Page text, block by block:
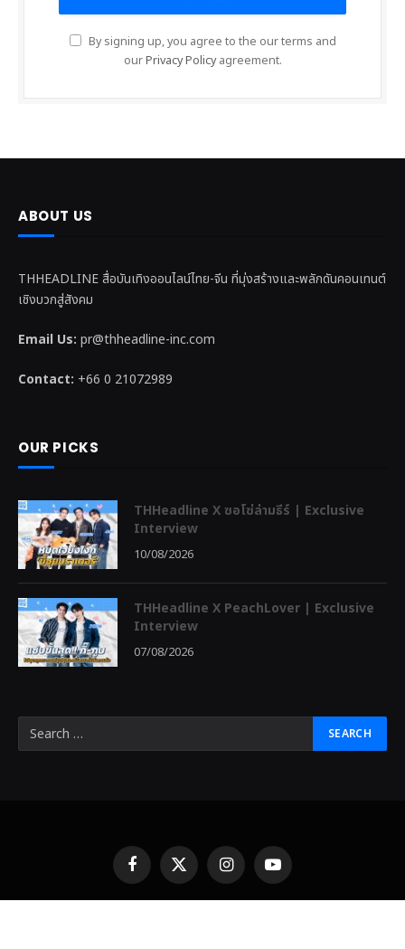
By signing up, you agree to the our terms and
ourPrivacy Policyagreement.
ABOUT US
THHEADLINE สื่อบันเทิงออนไลน์ไทย-จีน ที่มุ่งสร้างและพลักดันคอนเทนต์
เชิงบวกสู่สังคม
Email Us: pr@thheadline-inc.com
Contact: +66 0 21072989
OUR PICKS
THHeadline X ซอโซ่ล่ามธีร์ | Exclusive
Interview
10/08/2026
THHeadline X PeachLover | Exclusive
Interview
07/08/2026
FacebookX
(Twitter)
InstagramYouTube